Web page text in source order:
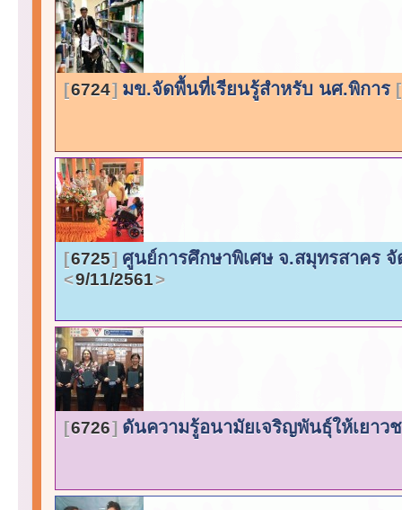
6724 มข.จัดพื้นที่เรียนรู้สำหรับ นศ.พิการ
6725 ศูนย์การศึกษาพิเศษ จ.สมุทรสาคร
9/11/2561
6726 ดันความรู้อนามัยเจริญพันธุ์ให้เยาว